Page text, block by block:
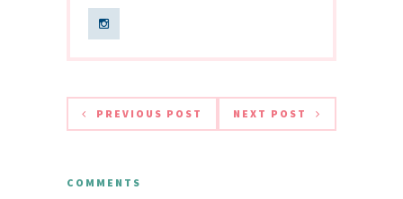
PREVIOUS POST NEXT POST
COMMENTS